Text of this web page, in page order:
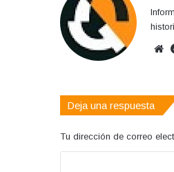
Deja una respuesta
Tu dirección de correo